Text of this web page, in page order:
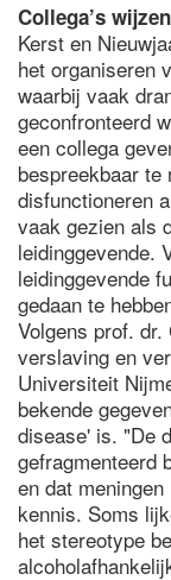
Collega’s
Kerst en
het organiseren
waarbij vaak
geconfronteerd
een collega
bespreekbaar te
disfunctioneren
vaak gezien als
leidinggevende.
leidinggevende
gedaan te
Volgens prof.
verslaving en
Universiteit
bekende
disease' is. "De
gefragmenteerd
en dat
kennis. Soms
het stereotype